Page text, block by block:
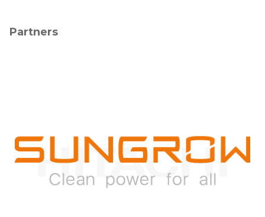
Partners